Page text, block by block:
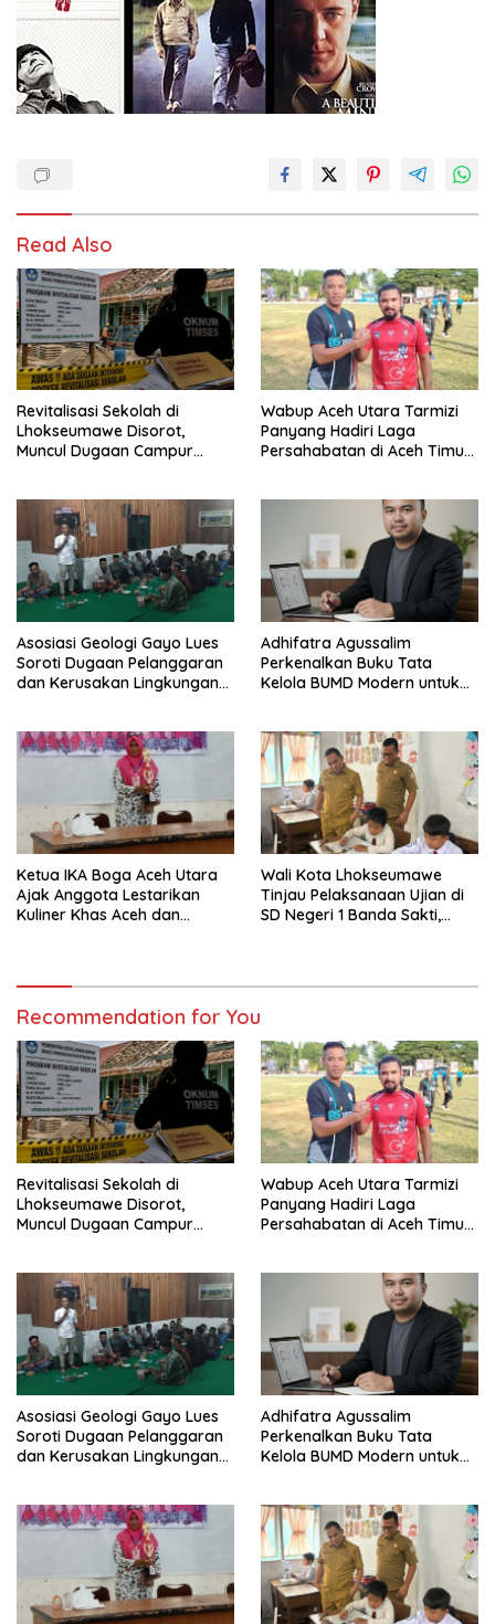
Read Also
Revitalisasi Sekolah di
Lhokseumawe Disorot,
Muncul Dugaan Campur
Wabup Aceh Utara Tarmizi
Panyang Hadiri Laga
Persahabatan di Aceh Timur,
Asosiasi Geologi Gayo Lues
Soroti Dugaan Pelanggaran
dan Kerusakan Lingkungan
Adhifatra Agussalim
Perkenalkan Buku Tata
Kelola BUMD Modern untuk
Ketua IKA Boga Aceh Utara
Ajak Anggota Lestarikan
Kuliner Khas Aceh dan
Wali Kota Lhokseumawe
Tinjau Pelaksanaan Ujian di
SD Negeri 1 Banda Sakti,
Recommendation for You
Revitalisasi Sekolah di
Lhokseumawe Disorot,
Muncul Dugaan Campur
Wabup Aceh Utara Tarmizi
Panyang Hadiri Laga
Persahabatan di Aceh Timur,
Asosiasi Geologi Gayo Lues
Soroti Dugaan Pelanggaran
dan Kerusakan Lingkungan
Adhifatra Agussalim
Perkenalkan Buku Tata
Kelola BUMD Modern untuk